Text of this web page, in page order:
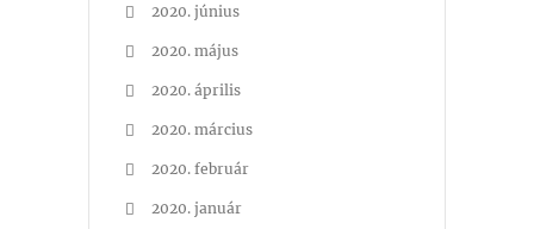
2020. június
2020. május
2020. április
2020. március
2020. február
2020. január